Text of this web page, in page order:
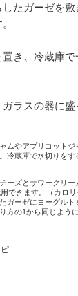
たガーゼを
き、冷蔵庫
ラスの器に
ムやアプリコット
冷蔵庫で水切りを
ーズとサワークリ
できます。（カロ
ガーゼにヨーグル
方の1から同じよう